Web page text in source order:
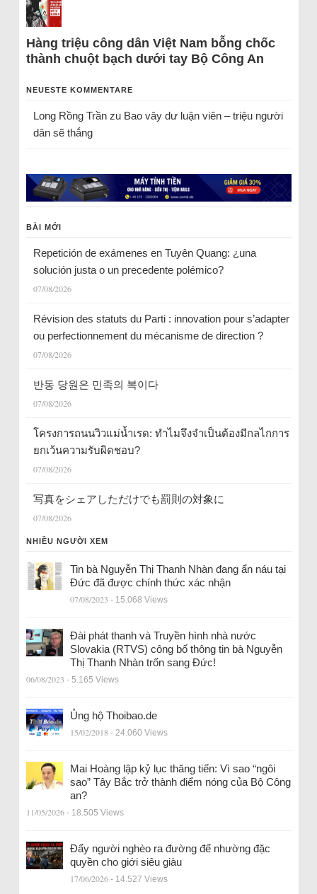
Hàng triệu công dân Việt Nam bỗng chốc
thành chuột bạch dưới tay Bộ Công An
NEUESTE KOMMENTARE
Long Rồng Trầnzu Bao vây dư luận viên – triệu người
dân sẽ thắng
BÀI MỚI
Repetición de exámenes en Tuyên Quang: ¿una
solución justa o un precedente polémico?
07/08/2026
Révision des statuts du Parti : innovation pour s’adapter
ou perfectionnement du mécanisme de direction ?
07/08/2026
반동 당원은 민족의 복이다
07/08/2026
โครงการถนนวิวแม่น้ำเรด: ทำไมจึงจำเป็นต้องมีกลไกการ
ยกเว้นความรับผิดชอบ?
07/08/2026
写真をシェアしただけでも罰則の対象に
07/08/2026
NHIỀU NGƯỜI XEM
Tin bà Nguyễn Thị Thanh Nhàn đang ẩn náu tại
Đức đã được chính thức xác nhận
07/08/2023 - 15.068 Views
Đài phát thanh và Truyền hình nhà nước
Slovakia (RTVS) công bố thông tin bà Nguyễn
Thị Thanh Nhàn trốn sang Đức!
06/08/2023 - 5.165 Views
Ủng hộ Thoibao.de
15/02/2018 - 24.060 Views
Mai Hoàng lập kỷ lục thăng tiến: Vì sao “ngôi
sao” Tây Bắc trở thành điểm nóng của Bộ Công
an?
11/05/2026 - 18.505 Views
Đẩy người nghèo ra đường để nhường đặc
quyền cho giới siêu giàu
17/06/2026 - 14.527 Views